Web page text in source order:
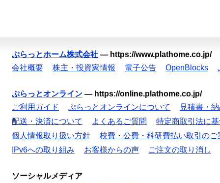
ぷらっとホーム株式会社 — https://www.plathome.co.jp/
会社概要
株主・投資家情報 電子公告 OpenBlocks
ぷらっとオンライン — https://online.plathome.co.jp/
ご利用ガイド
ぷらっとオンラインについて
見積書・
配送・決済について
よくあるご質問
特定商取引法に
個人情報取り扱い方針
校費・公費・科研費払い取引のご
IPv6への取り組み
お客様からの声 ご注文の取り消し
ソーシャルメディア